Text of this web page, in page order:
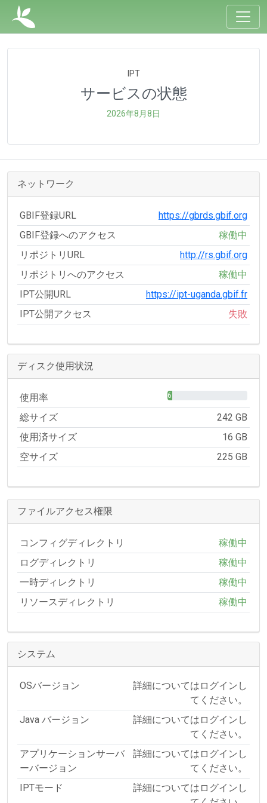
IPT
サービスの状態
2026年8月8日
ネットワーク
GBIF登録URL
https://gbrds.gbif.org
GBIF登録へのアクセス
稼働中
リポジトリURL
http://rs.gbif.org
リポジトリへのアクセス
稼働中
IPT公開URL
https://ipt-uganda.gbif.fr
IPT公開アクセス
失敗
ディスク使用状況
使用率 6%
総サイズ
242 GB
使用済サイズ
16 GB
空サイズ
225 GB
ファイルアクセス権限
コンフィグディレクトリ
稼働中
ログディレクトリ
稼働中
一時ディレクトリ
稼働中
リソースディレクトリ
稼働中
システム
OSバージョン
詳細についてはログインし
てください。
Java バージョン
詳細についてはログインし
てください。
アプリケーションサーバ
ーバージョン
詳細についてはログインし
てください。
IPTモード
詳細についてはログインし